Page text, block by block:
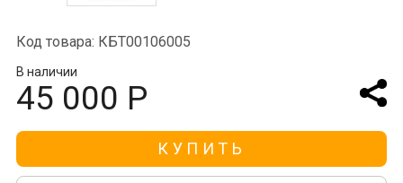
Код товара: КБТ00106005
В наличии
45 000 Р
КУПИТЬ